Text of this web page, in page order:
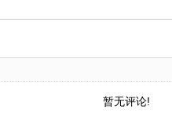
暂无评论!